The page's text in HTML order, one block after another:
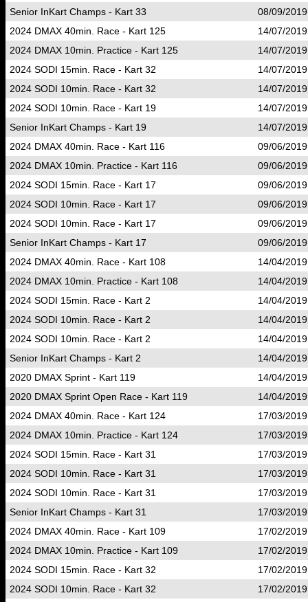
Senior InKart Champs - Kart 33
08/09/
2024 DMAX 40min. Race - Kart 125
14/07/
2024 DMAX 10min. Practice - Kart 125
14/07/
2024 SODI 15min. Race - Kart 32
14/07/
2024 SODI 10min. Race - Kart 32
14/07/
2024 SODI 10min. Race - Kart 19
14/07/
Senior InKart Champs - Kart 19
14/07/
2024 DMAX 40min. Race - Kart 116
09/06/
2024 DMAX 10min. Practice - Kart 116
09/06/
2024 SODI 15min. Race - Kart 17
09/06/
2024 SODI 10min. Race - Kart 17
09/06/
2024 SODI 10min. Race - Kart 17
09/06/
Senior InKart Champs - Kart 17
09/06/
2024 DMAX 40min. Race - Kart 108
14/04/
2024 DMAX 10min. Practice - Kart 108
14/04/
2024 SODI 15min. Race - Kart 2
14/04/
2024 SODI 10min. Race - Kart 2
14/04/
2024 SODI 10min. Race - Kart 2
14/04/
Senior InKart Champs - Kart 2
14/04/
2020 DMAX Sprint - Kart 119
14/04/
2020 DMAX Sprint Open Race - Kart 119
14/04/
2024 DMAX 40min. Race - Kart 124
17/03/
2024 DMAX 10min. Practice - Kart 124
17/03/
2024 SODI 15min. Race - Kart 31
17/03/
2024 SODI 10min. Race - Kart 31
17/03/
2024 SODI 10min. Race - Kart 31
17/03/
Senior InKart Champs - Kart 31
17/03/
2024 DMAX 40min. Race - Kart 109
17/02/
2024 DMAX 10min. Practice - Kart 109
17/02/
2024 SODI 15min. Race - Kart 32
17/02/
2024 SODI 10min. Race - Kart 32
17/02/